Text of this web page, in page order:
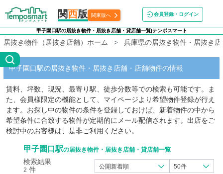
関西版 関東版へ 会員登録・ログイン
甲子園口駅の居抜き物件・居抜き店舗・貸店舗一覧|テンポスマート
居抜き物件（居抜き店舗）ホーム 兵庫県の居抜き物件・居抜き
甲子園口駅の居抜き物件・居抜き店舗・店舗物件の情報
賃料、坪数、現況、最寄り駅、徒歩分数等での検索も可能です。ま
た、会員様限定の機能として、マイページより希望物件登録が行え
ます。お探し中の物件の条件を登録しておけば、新着物件の中から
希望条件に合致する物件が定期的にメール配信されます。出店をご
検討中のお客様は、是非ご利用ください。
甲子園口駅の居抜き物件・居抜き店舗・貸店舗一覧
検索結果
2 件 公開新着順 50件